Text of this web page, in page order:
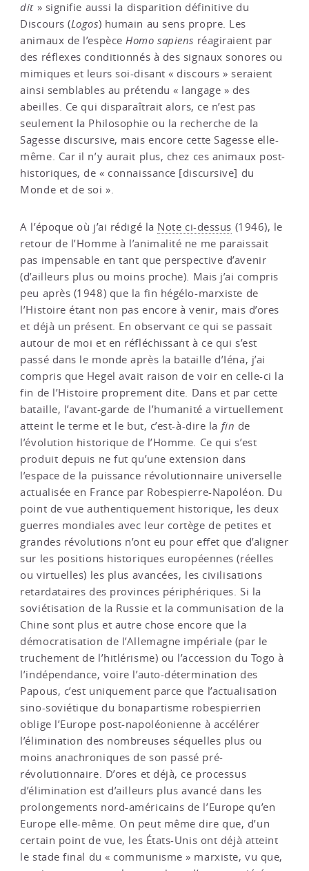
dit» signifie aussi la disparition définitive du
Discours (Logos) humain au sens propre. Les
animaux de l’espèceHomo sapiens réagiraient par
des réflexes conditionnés à des signaux sonores ou
mimiques et leurs soi-disant « discours » seraient
ainsi semblables au prétendu « langage » des
abeilles. Ce qui disparaîtrait alors, ce n’est pas
seulement la Philosophie ou la recherche de la
Sagesse discursive, mais encore cette Sagesse elle-
même. Car il n’y aurait plus, chez ces animaux post-
historiques, de « connaissance [discursive] du
Monde et de soi ».
A l’époque où j’ai rédigé la Note ci-dessus (1946), le
retour de l’Homme à l’animalité ne me paraissait
pas impensable en tant que perspective d’avenir
(d’ailleurs plus ou moins proche). Mais j’ai compris
peu après (1948) que la fin hégélo-marxiste de
l’Histoire étant non pas encore à venir, mais d’ores
et déjà un présent. En observant ce qui se passait
autour de moi et en réfléchissant à ce qui s’est
passé dans le monde après la bataille d’Iéna, j’ai
compris que Hegel avait raison de voir en celle-ci la
fin de l’Histoire proprement dite. Dans et par cette
bataille, l’avant-garde de l’humanité a virtuellement
atteint le terme et le but, c’est-à-dire la fin de
l’évolution historique de l’Homme. Ce qui s’est
produit depuis ne fut qu’une extension dans
l’espace de la puissance révolutionnaire universelle
actualisée en France par Robespierre-Napoléon. Du
point de vue authentiquement historique, les deux
guerres mondiales avec leur cortège de petites et
grandes révolutions n’ont eu pour effet que d’aligner
sur les positions historiques européennes (réelles
ou virtuelles) les plus avancées, les civilisations
retardataires des provinces périphériques. Si la
soviétisation de la Russie et la communisation de la
Chine sont plus et autre chose encore que la
démocratisation de l’Allemagne impériale (par le
truchement de l’hitlérisme) ou l’accession du Togo à
l’indépendance, voire l’auto-détermination des
Papous, c’est uniquement parce que l’actualisation
sino-soviétique du bonapartisme robespierrien
oblige l’Europe post-napoléonienne à accélérer
l’élimination des nombreuses séquelles plus ou
moins anachroniques de son passé pré-
révolutionnaire. D’ores et déjà, ce processus
d’élimination est d’ailleurs plus avancé dans les
prolongements nord-américains de l’Europe qu’en
Europe elle-même. On peut même dire que, d’un
certain point de vue, les États-Unis ont déjà atteint
le stade final du « communisme » marxiste, vu que,